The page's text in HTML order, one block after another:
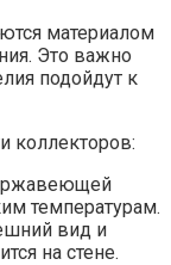
материалом
Это важно
подойдут к
коллекторов:
температурам.
вид и
на стене.